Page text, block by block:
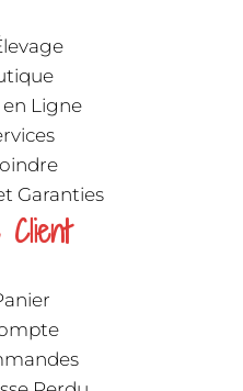
Ligne
Garanties
Client